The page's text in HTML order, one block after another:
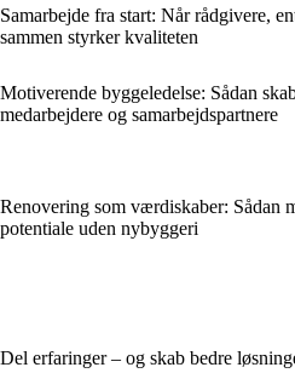
Samarbejde fra start: Når rådgivere,
sammen styrker kvaliteten
Motiverende byggeledelse: Sådan
medarbejdere og samarbejdspartnere
Renovering som værdiskaber: Sådan
potentiale uden nybyggeri
Del erfaringer – og skab bedre